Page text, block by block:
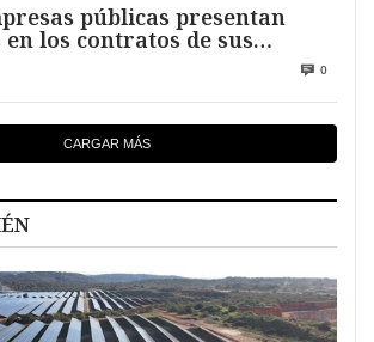
públicas presentan
en los contratos de sus
0
CARGAR MÁS